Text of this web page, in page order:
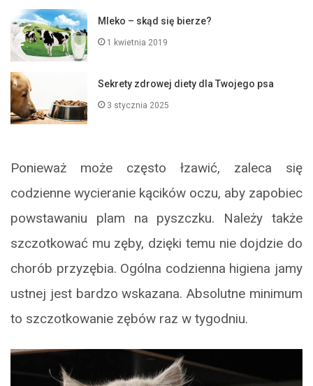
Mleko – skąd się bierze?
1 kwietnia 2019
Sekrety zdrowej diety dla Twojego psa
3 stycznia 2025
Ponieważ może często łzawić, zaleca się
codzienne wycieranie kącików oczu, aby zapobiec
powstawaniu plam na pyszczku. Należy także
szczotkować mu zęby, dzięki temu nie dojdzie do
chorób przyzębia. Ogólna codzienna higiena jamy
ustnej jest bardzo wskazana. Absolutne minimum
to szczotkowanie zębów raz w tygodniu.